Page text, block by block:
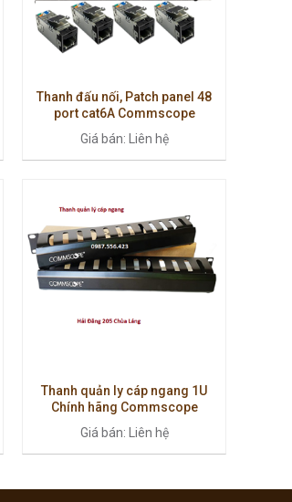
Thanh đấu nối, Patch panel 48
port cat6A Commscope
Giá bán: Liên hệ
Thanh quản ly cáp ngang 1U
Chính hãng Commscope
Giá bán: Liên hệ